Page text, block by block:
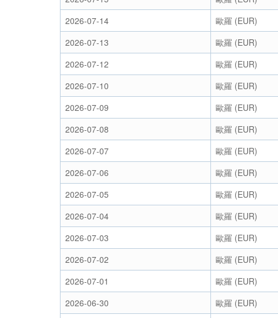
2026-07-14
歐羅 (EUR)
2026-07-13
歐羅 (EUR)
2026-07-12
歐羅 (EUR)
2026-07-10
歐羅 (EUR)
2026-07-09
歐羅 (EUR)
2026-07-08
歐羅 (EUR)
2026-07-07
歐羅 (EUR)
2026-07-06
歐羅 (EUR)
2026-07-05
歐羅 (EUR)
2026-07-04
歐羅 (EUR)
2026-07-03
歐羅 (EUR)
2026-07-02
歐羅 (EUR)
2026-07-01
歐羅 (EUR)
2026-06-30
歐羅 (EUR)